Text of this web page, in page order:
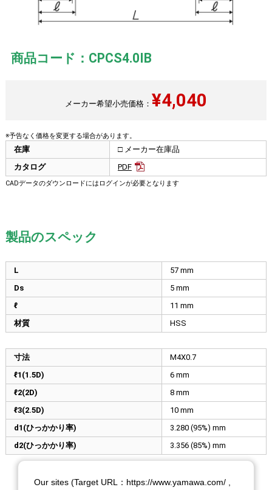
商品コード：CPCS4.0IB
メーカー希望小売価格： ¥4,040
※予告なく価格を変更する場合があります。
在庫
□ メーカー在庫品
カタログ
PDF
CADデータのダウンロードにはログインが必要となります
製品のスペック
L 57 mm
Ds
5 mm
ℓ
11 mm
材質
HSS
寸法
M4X0.7
ℓ1(1.5D)
6 mm
ℓ2(2D)
8 mm
ℓ3(2.5D)
10 mm
d1(ひっかかり率)
3.280 (95%) mm
d2(ひっかかり率)
3.356 (85%) mm
Our sites (Target URL：https://www.yamawa.com/ ,